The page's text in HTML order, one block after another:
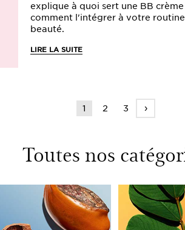
explique à quoi sert une BB
comment l'intégrer à votre routine
beauté.
LIRE LA SUITE
1 2 3 ›
Toutes nos